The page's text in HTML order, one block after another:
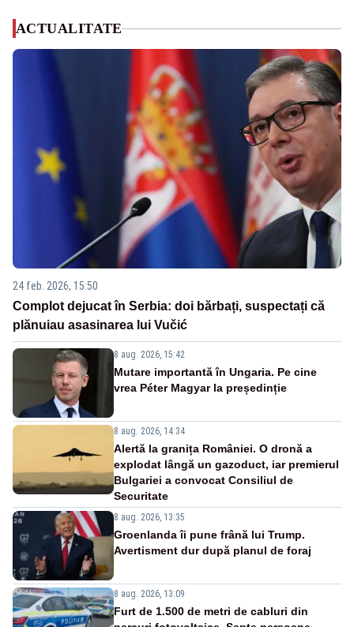
ACTUALITATE
24 feb. 2026, 15:50
Complot dejucat în Serbia: doi bărbați, suspectați că
plănuiau asasinarea lui Vučić
8 aug. 2026, 15:42
Mutare importantă în Ungaria. Pe cine
vrea Péter Magyar la președinție
8 aug. 2026, 14:34
Alertă la granița României. O dronă a
explodat lângă un gazoduct, iar premierul
Bulgariei a convocat Consiliul de
Securitate
8 aug. 2026, 13:35
Groenlanda îi pune frână lui Trump.
Avertisment dur după planul de foraj
8 aug. 2026, 13:09
Furt de 1.500 de metri de cabluri din